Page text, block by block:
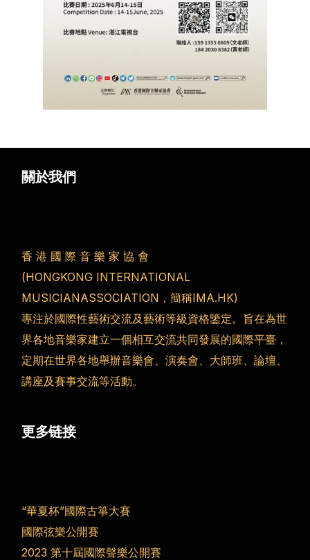
關於我們
香 港 國 際 音 樂 家 協 會
(HONGKONG INTERNATIONAL
MUSICIANASSOCIATION，簡稱IMA.HK)
專注於國際性藝術交流及藝術等級資格鑒定。旨在為世
界各地音樂家建立一個相互交流共同發展的國際平臺，
定期在世界各地舉辦音樂會、演奏會、大師班、論壇、
講座及賽事交流等活動。
更多链接
“華夏杯”國際古箏大賽
國際弦樂公開賽
2023 第十屆國際聲樂公開賽